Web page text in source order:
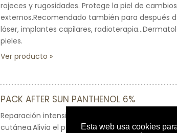
rojeces y rugosidades. Protege la piel de
externos.Recomendado también para después
láser, implantes capilares,
pieles.
Ver producto
PACK AFTER SUN PANTHENOL 6%
Reparación intensiva e hidratación duradera de
cutánea.Alivia el picor, mejora y reduce la